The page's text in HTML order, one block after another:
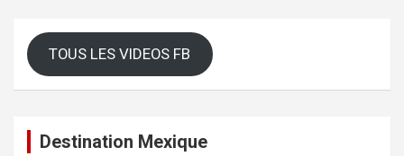
TOUS LES VIDEOS FB
Destination Mexique